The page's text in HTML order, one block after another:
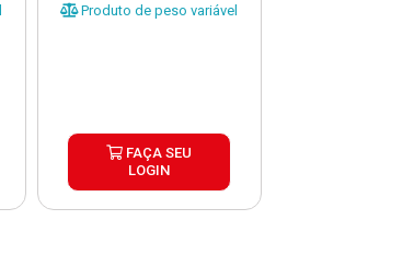
Produto de peso variável
FAÇA SEU
LOGIN